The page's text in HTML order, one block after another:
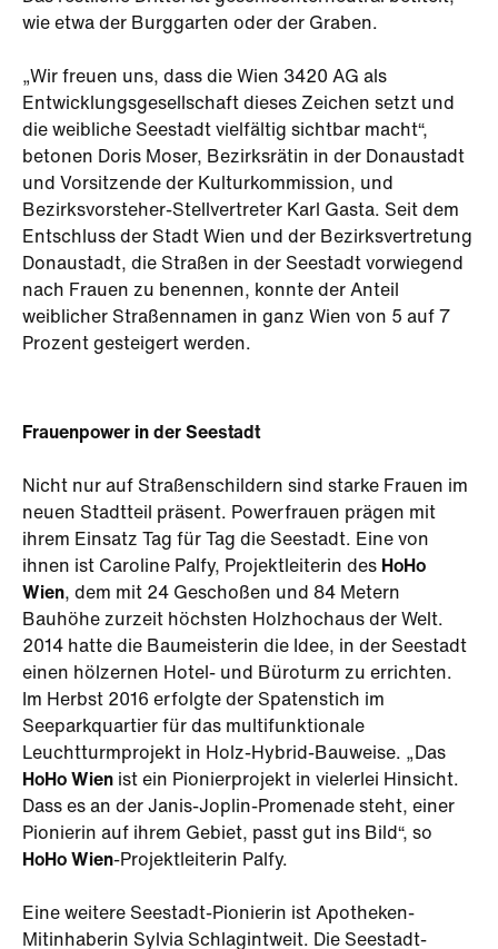
wie etwa der Burggarten oder der Graben.
„Wir freuen uns, dass die Wien 3420 AG als
Entwicklungsgesellschaft dieses Zeichen setzt und
die weibliche Seestadt vielfältig sichtbar macht“,
betonen Doris Moser, Bezirksrätin in der Donaustadt
und Vorsitzende der Kulturkommission, und
Bezirksvorsteher-Stellvertreter Karl Gasta. Seit dem
Entschluss der Stadt Wien und der Bezirksvertretung
Donaustadt, die Straßen in der Seestadt vorwiegend
nach Frauen zu benennen, konnte der Anteil
weiblicher Straßennamen in ganz Wien von 5 auf 7
Prozent gesteigert werden.
Frauenpower in der Seestadt
Nicht nur auf Straßenschildern sind starke Frauen im
neuen Stadtteil präsent. Powerfrauen prägen mit
ihrem Einsatz Tag für Tag die Seestadt. Eine von
ihnen ist Caroline Palfy, Projektleiterin des HoHo
Wien, dem mit 24 Geschoßen und 84 Metern
Bauhöhe zurzeit höchsten Holzhochaus der Welt.
2014 hatte die Baumeisterin die Idee, in der Seestadt
einen hölzernen Hotel- und Büroturm zu errichten.
Im Herbst 2016 erfolgte der Spatenstich im
Seeparkquartier für das multifunktionale
Leuchtturmprojekt in Holz-Hybrid-Bauweise. „Das
HoHo Wien ist ein Pionierprojekt in vielerlei Hinsicht.
Dass es an der Janis-Joplin-Promenade steht, einer
Pionierin auf ihrem Gebiet, passt gut ins Bild“, so
HoHo Wien-Projektleiterin Palfy.
Eine weitere Seestadt-Pionierin ist Apotheken-
Mitinhaberin Sylvia Schlagintweit. Die Seestadt-